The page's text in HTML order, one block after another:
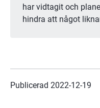
har vidtagit och
hindra att något
Publicerad 2022-12-19